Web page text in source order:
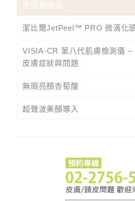
潔保養療程
潔比爾JetPeel™ PRO 微滴化
VISIA-CR 第八代肌膚檢測儀 –
皮膚症狀與問題
無瑕亮顏杏萄酸
超聲波美顏導入